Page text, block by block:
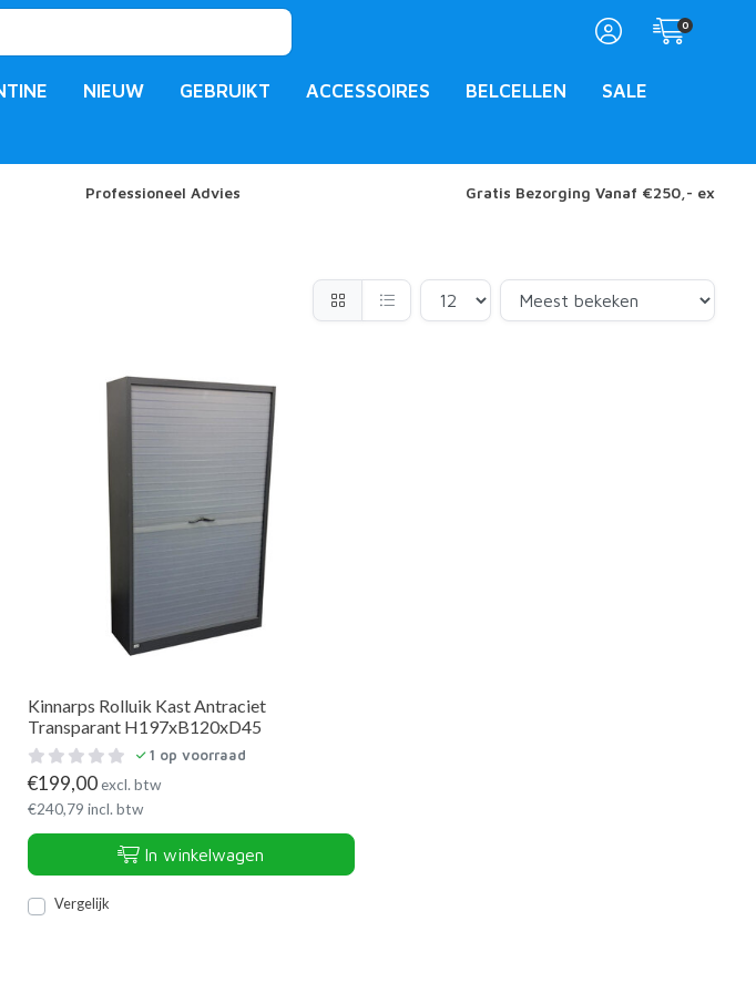
0
NIEUW GEBRUIKT ACCESSOIRES BELCELLEN SALE
Professioneel Advies Gratis Bezorging Vanaf €250,- ex
Kinnarps Rolluik Kast Antraciet
Transparant H197xB120xD45
1 op voorraad
€199,00excl. btw
€240,79 incl. btw
In winkelwagen
Vergelijk